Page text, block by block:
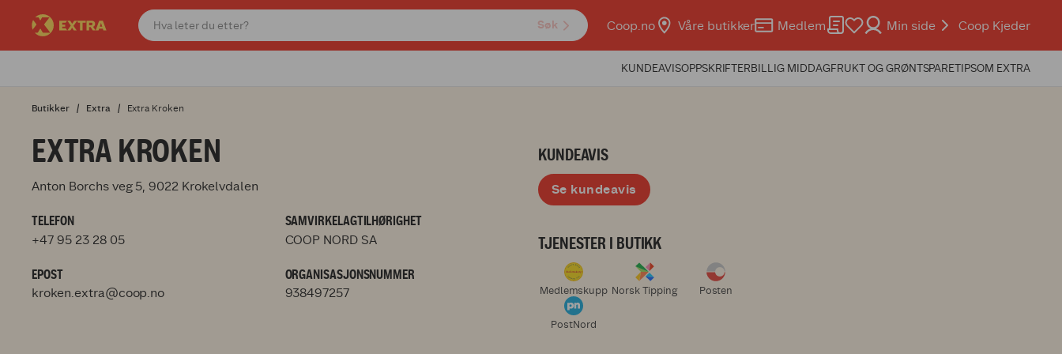
Søk Coop.no Våre butikker Medlem Min side Coop Kjeder
KUNDEAVISOPPSKRIFTERBILLIG MIDDAGFRUKT OG GRØNTSPARETIPSOM EXTRA
Butikker Extra Extra Kroken
EXTRA KROKEN
Anton Borchs veg 5, 9022 Krokelvdalen
TELEFON
+47 95 23 28 05
EPOST
kroken.extra@coop.no
SAMVIRKELAGTILHØRIGHET
COOP NORD SA
ORGANISASJONSNUMMER
938497257
KUNDEAVIS
Se kundeavis
TJENESTER I BUTIKK
Medlemskupp Norsk Tipping Posten
PostNord